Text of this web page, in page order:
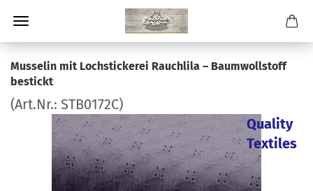
Musselin mit Lochstickerei Rauchlila – Baumwollstoff
bestickt
(Art.Nr.: STB0172C)
Quality
Textiles